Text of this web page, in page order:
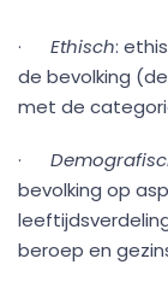
· Ethisch:
de bevolking
met de
·
bevolking op
beroep en